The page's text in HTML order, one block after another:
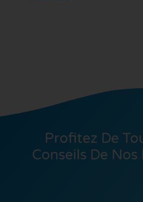
Profitez De
Conseils De